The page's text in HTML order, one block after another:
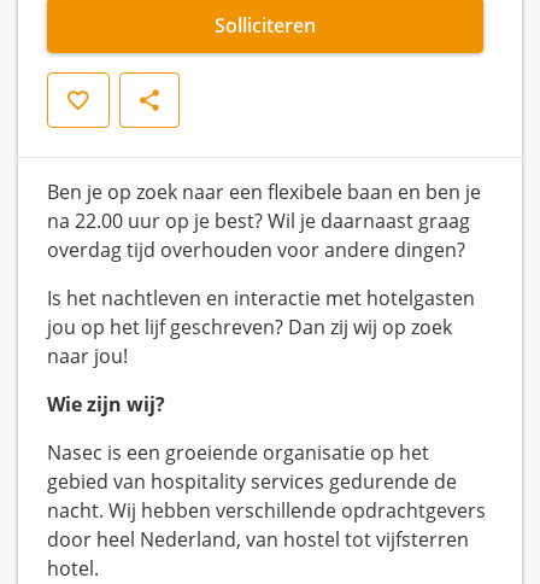
Solliciteren
Opslaan Delen
Ben je op zoek naar een flexibele baan en ben je
na 22.00 uur op je best? Wil je daarnaast graag
overdag tijd overhouden voor andere dingen?
Is het nachtleven en interactie met hotelgasten
jou op het lijf geschreven? Dan zij wij op zoek
naar jou!
Wie zijn wij?
Nasec is een groeiende organisatie op het
gebied van hospitality services gedurende de
nacht. Wij hebben verschillende opdrachtgevers
door heel Nederland, van hostel tot vijfsterren
hotel.